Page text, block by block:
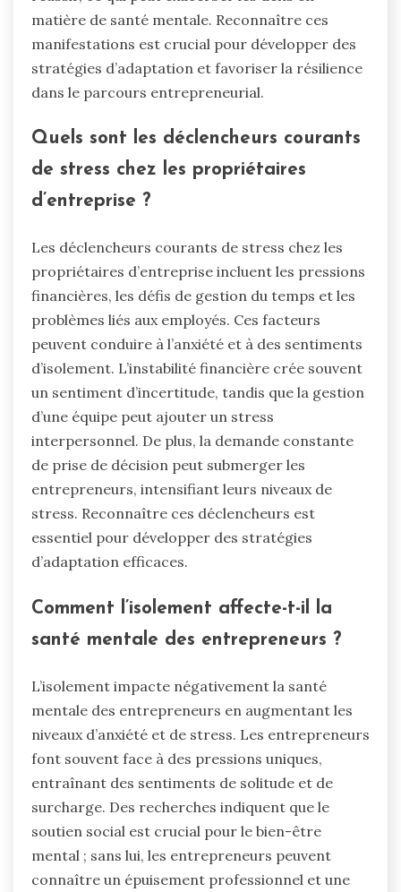
matière de santé mentale. Reconnaître ces
manifestations est crucial pour développer des
stratégies d’adaptation et favoriser la résilience
dans le parcours entrepreneurial.
Quels sont les déclencheurs courants
de stress chez les propriétaires
d’entreprise ?
Les déclencheurs courants de stress chez les
propriétaires d’entreprise incluent les pressions
financières, les défis de gestion du temps et les
problèmes liés aux employés. Ces facteurs
peuvent conduire à l’anxiété et à des sentiments
d’isolement. L’instabilité financière crée souvent
un sentiment d’incertitude, tandis que la gestion
d’une équipe peut ajouter un stress
interpersonnel. De plus, la demande constante
de prise de décision peut submerger les
entrepreneurs, intensifiant leurs niveaux de
stress. Reconnaître ces déclencheurs est
essentiel pour développer des stratégies
d’adaptation efficaces.
Comment l’isolement affecte-t-il la
santé mentale des entrepreneurs ?
L’isolement impacte négativement la santé
mentale des entrepreneurs en augmentant les
niveaux d’anxiété et de stress. Les entrepreneurs
font souvent face à des pressions uniques,
entraînant des sentiments de solitude et de
surcharge. Des recherches indiquent que le
soutien social est crucial pour le bien-être
mental ; sans lui, les entrepreneurs peuvent
connaître un épuisement professionnel et une